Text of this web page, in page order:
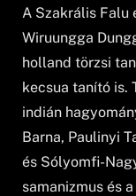
A Szakrális Falu
Wiruungga
holland törzsi
kecsua tanító is.
indián
Barna, Paulinyi
és Sólyomfi-
samanizmus és